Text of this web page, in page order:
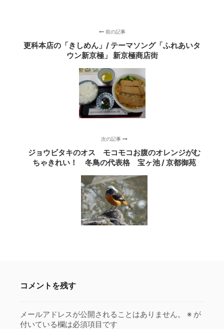
前の記事
更科本店の「きしめん」/ テーマソング「ふれあいタ
ウン新京極」 新京極商店街
次の記事
ジョウビタキのオス モコモコお腹のオレンジがむ
ちゃきれい！ 冬鳥の代表格 宝ヶ池 / 京都御苑
コメントを残す
メールアドレスが公開されることはありません。 ※ が
付いている欄は必須項目です